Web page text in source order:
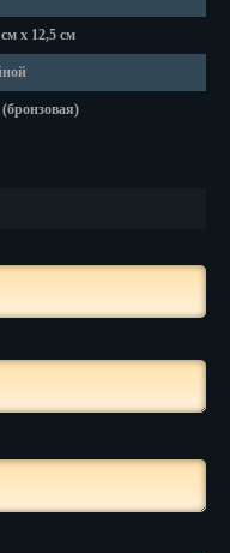
Липецк
Нарьян-Мар
Ниж. Новгород
х 12,5 см